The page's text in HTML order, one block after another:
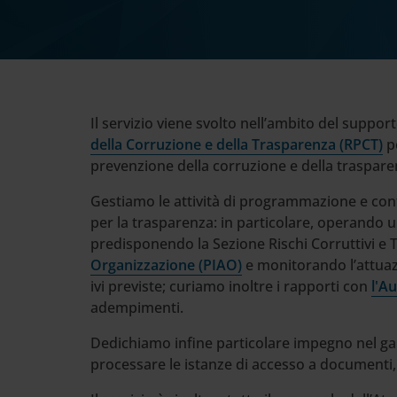
sito
Il servizio viene svolto nell’ambito del
della Corruzione e della Trasparenza (RPCT)
prevenzione della corruzione e della
Gestiamo le attività di programmazione e
per la trasparenza: in particolare, operando
predisponendo la Sezione Rischi Corruttivi e
Organizzazione (PIAO) e monitorando
ivi previste; curiamo inoltre i rapporti con
adempimenti.
Dedichiamo infine particolare impegno nel
processare le istanze di accesso a